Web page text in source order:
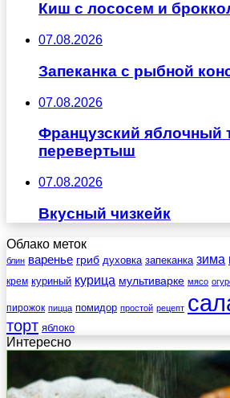
Киш с лососем и
07.08.2026
Запеканка с рыбной
07.08.2026
Французский яблочный
перевертыш
07.08.2026
Вкусный чизкейк
Облако меток
блин варенье гриб духовка запеканка зима
крем куриный курица мультиварке мясо
пирожок пицца помидор простой рецепт
торт яблоко
Интересно